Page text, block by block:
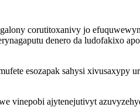
corutitoxanivy jo
denero da ludofakixo
esozapak sahysi
vinepobi ajytenejutivyt